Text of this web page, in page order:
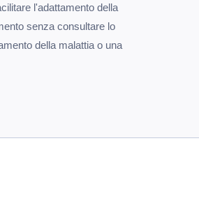
l'adattamento della
senza consultare lo
della malattia o una